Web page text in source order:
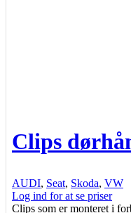
Clips
AUDI, Seat, Skoda, VW
Log ind for at se priser
Clips som er monteret i